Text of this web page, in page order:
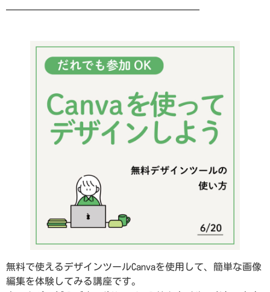
無料で使えるデザインツールCanvaを使用して、簡単な画像
編集を体験してみる講座です。